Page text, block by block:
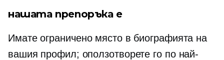
нашата препоръка е
Имате ограничено място в биографията на
вашия профил; оползотворете го по най-